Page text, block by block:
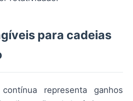
para cadeias
representa ganhos